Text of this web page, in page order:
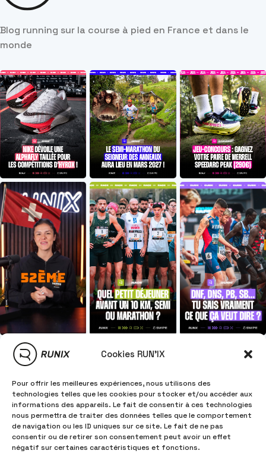
Cookies RUN'IX
Pour offrir les meilleures expériences, nous utilisons des
technologies telles que les cookies pour stocker et/ou accéder aux
informations des appareils. Le fait de consentir à ces technologies
nous permettra de traiter des données telles que le comportement
de navigation ou les ID uniques sur ce site. Le fait de ne pas
consentir ou de retirer son consentement peut avoir un effet
négatif sur certaines caractéristiques et fonctions.
Blog running sur la course à pied en France et dans le
monde